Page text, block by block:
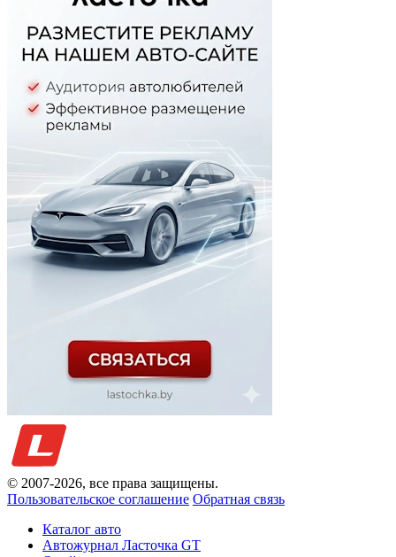
© 2007-2026, все права защищены.
Пользовательское соглашение Обратная связь
Каталог авто
Автожурнал Ласточка GT